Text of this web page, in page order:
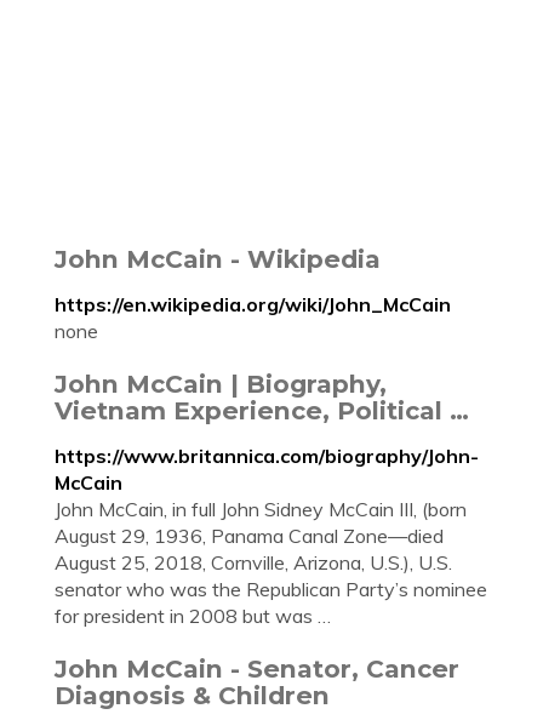
John McCain - Wikipedia
https://en.wikipedia.org/wiki/John_McCain
none
John McCain | Biography,
Vietnam Experience, Political …
https://www.britannica.com/biography/John-
McCain
John McCain, in full John Sidney McCain III, (born
August 29, 1936, Panama Canal Zone—died
August 25, 2018, Cornville, Arizona, U.S.), U.S.
senator who was the Republican Party’s nominee
for president in 2008 but was …
John McCain - Senator, Cancer
Diagnosis & Children